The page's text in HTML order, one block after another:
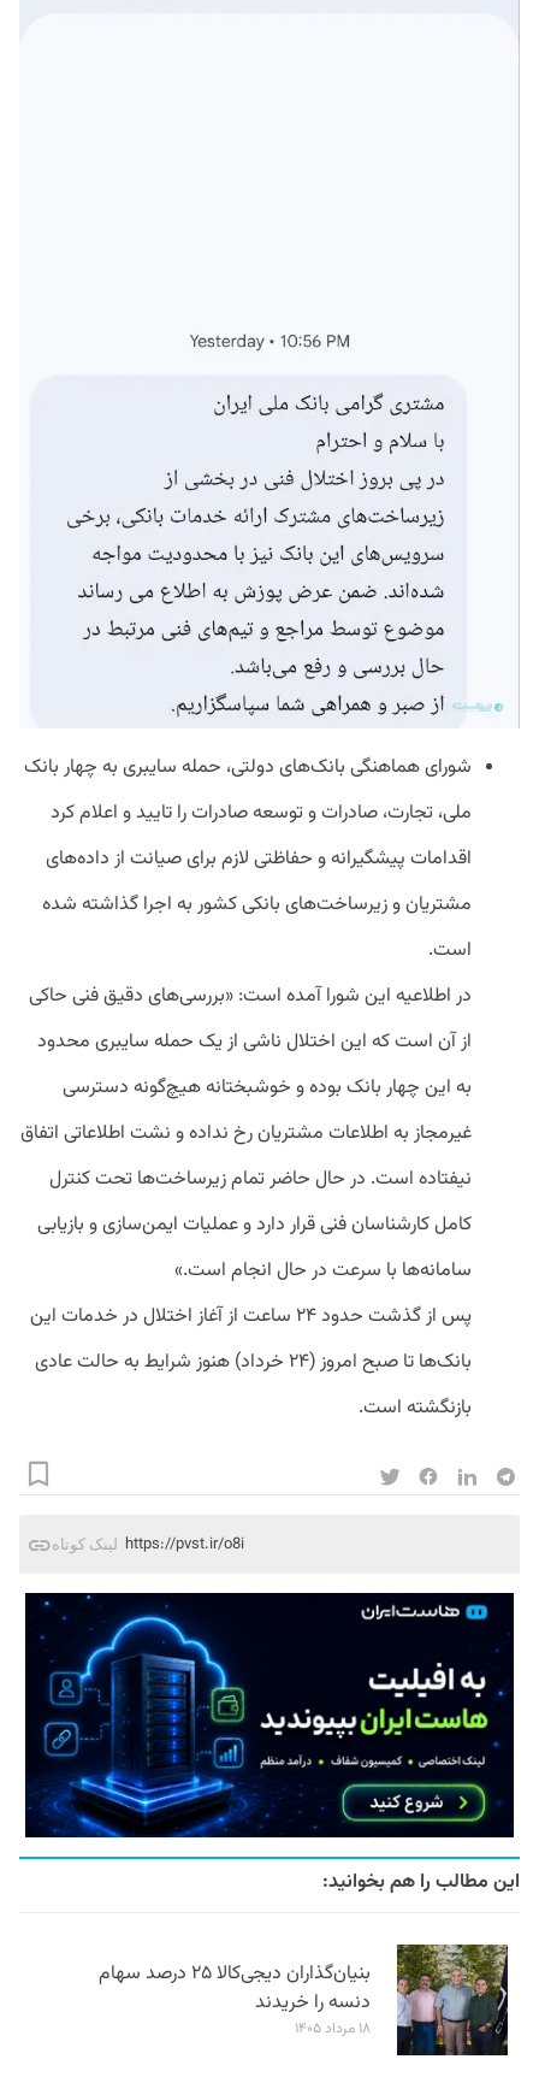
شورای هماهنگی بانک‌های دولتی، حمله سایبری به چهار بانک
ملی، تجارت، صادرات و توسعه صادرات را تایید و اعلام کرد
اقدامات پیشگیرانه و حفاظتی لازم برای صیانت از داده‌های
مشتریان و زیرساخت‌های بانکی کشور به اجرا گذاشته شده
است.
در اطلاعیه این شورا آمده است: «بررسی‌های دقیق فنی حاکی
از آن است که این اختلال ناشی از یک حمله سایبری محدود
به این چهار بانک بوده و خوشبختانه هیچ‌گونه دسترسی
غیرمجاز به اطلاعات مشتریان رخ نداده و نشت اطلاعاتی اتفاق
نیفتاده است. در حال حاضر تمام زیرساخت‌ها تحت کنترل
کامل کارشناسان فنی قرار دارد و عملیات ایمن‌سازی و بازیابی
سامانه‌ها با سرعت در حال انجام است.»
پس از گذشت حدود ۲۴ ساعت از آغاز اختلال در خدمات این
بانک‌ها تا صبح امروز (۲۴ خرداد) هنوز شرایط به حالت عادی
بازنگشته است.
لینک کوتاه https://pvst.ir/o8i
این مطالب را هم بخوانید:
بنیان‌گذاران دیجی‌کالا ۲۵ درصد سهام
دنسه را خریدند
۱۸ مرداد ۱۴۰۵